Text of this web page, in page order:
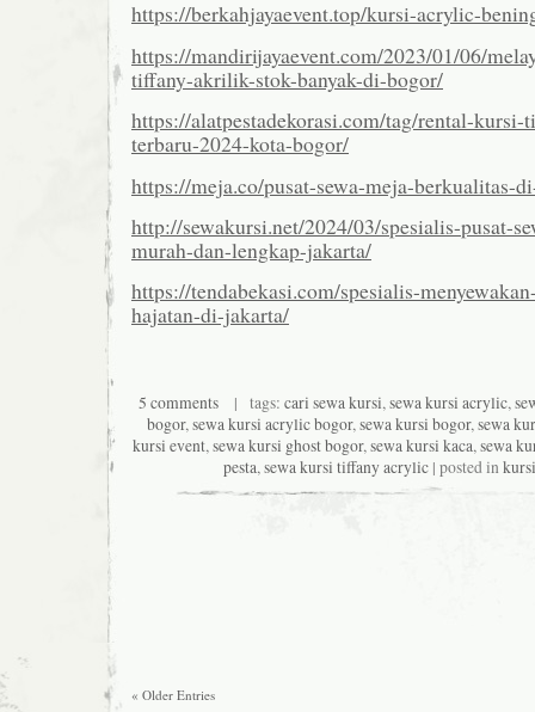
https://berkahjayaevent.top/kursi-acrylic-
https://mandirijayaevent.com/2023/01/06/
tiffany-akrilik-stok-banyak-di-bogor/
https://alatpestadekorasi.com/tag/rental-
terbaru-2024-kota-bogor/
https://meja.co/pusat-sewa-meja-berkualitas-
http://sewakursi.net/2024/03/spesialis-pusat-
murah-dan-lengkap-jakarta/
https://tendabekasi.com/spesialis-
hajatan-di-jakarta/
5 comments | tags: cari sewa kursi,sewa kursi acrylic,
bogor,sewa kursi acrylic bogor,sewa kursi bogor,sewa
kursi event,sewa kursi ghost bogor,sewa kursi kaca,sewa
pesta,sewa kursi tiffany acrylic| posted inkursi
« Older Entries